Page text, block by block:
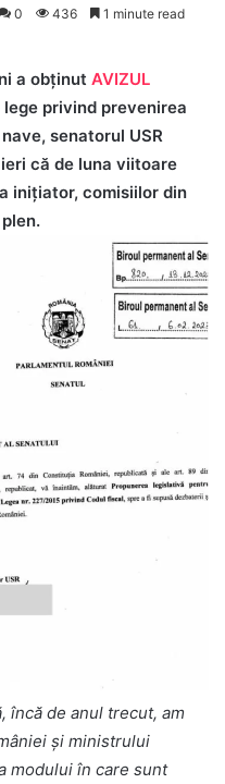
0 436 1 minute read
a obținut AVIZUL
privind prevenirea
senatorul USR
că de luna viitoare
inițiator, comisiilor din
încă de anul trecut, am
și ministrului
modului în care sunt